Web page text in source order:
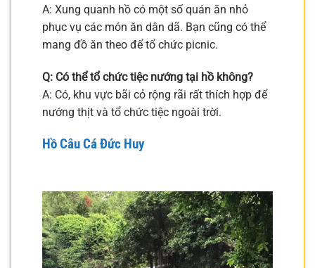
A: Xung quanh hồ có một số quán ăn nhỏ
phục vụ các món ăn dân dã. Bạn cũng có thể
mang đồ ăn theo để tổ chức picnic.
Q: Có thể tổ chức tiệc nướng tại hồ không?
A: Có, khu vực bãi cỏ rộng rãi rất thích hợp để
nướng thịt và tổ chức tiệc ngoài trời.
Hồ Câu Cá Đức Huy